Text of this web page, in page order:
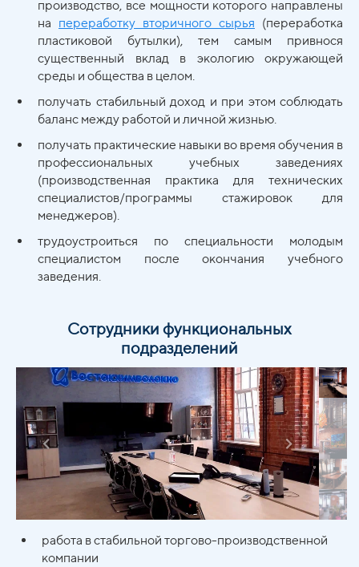
производство, все мощности которого направлены
на переработку вторичного сырья (переработка
пластиковой бутылки), тем самым привнося
существенный вклад в экологию окружающей
среды и общества в целом.
получать стабильный доход и при этом соблюдать
баланс между работой и личной жизнью.
получать практические навыки во время обучения в
профессиональных учебных заведениях
(производственная практика для технических
специалистов/программы стажировок для
менеджеров).
трудоустроиться по специальности молодым
специалистом после окончания учебного
заведения.
Сотрудники функциональных
подразделений
работа в стабильной торгово-производственной
компании